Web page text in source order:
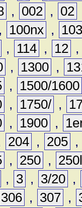
, 002 , 02
, 100nx ,
, 114 , 12
, 1300 ,
,
1500/1600
, 1750/ ,
, 1900 ,
204 , 205 ,
, 250 ,
, 3 , 3/20 ,
306 , 307 ,